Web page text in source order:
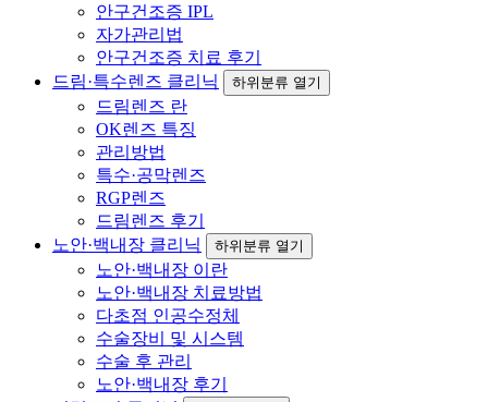
안구건조증 IPL
자가관리법
안구건조증 치료 후기
드림·특수렌즈 클리닉
하위분류 열기
드림렌즈 란
OK렌즈 특징
관리방법
특수·공막렌즈
RGP렌즈
드림렌즈 후기
노안·백내장 클리닉
하위분류 열기
노안·백내장 이란
노안·백내장 치료방법
다초점 인공수정체
수술장비 및 시스템
수술 후 관리
노안·백내장 후기